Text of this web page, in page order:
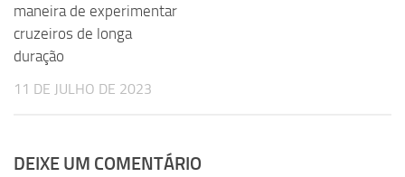
maneira de experimentar
cruzeiros de longa
duração
11 DE JULHO DE 2023
DEIXE UM COMENTÁRIO